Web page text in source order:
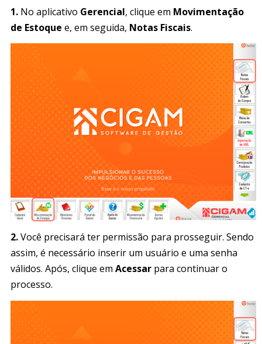
1. No aplicativo Gerencial, clique em Movimentação
de Estoque e, em seguida, Notas Fiscais.
2.Você precisará ter permissão para prosseguir. Sendo
assim, é necessário inserir um usuário e uma senha
válidos. Após, clique em Acessar para continuar o
processo.